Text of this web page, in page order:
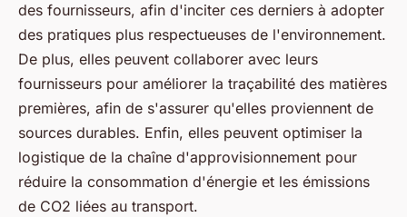
des fournisseurs, afin d'inciter ces derniers à adopter
des pratiques plus respectueuses de l'environnement.
De plus, elles peuvent collaborer avec leurs
fournisseurs pour améliorer la traçabilité des matières
premières, afin de s'assurer qu'elles proviennent de
sources durables. Enfin, elles peuvent optimiser la
logistique de la chaîne d'approvisionnement pour
réduire la consommation d'énergie et les émissions
de CO2 liées au transport.